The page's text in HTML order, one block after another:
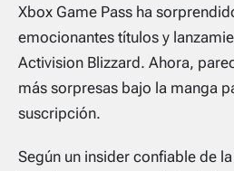
Xbox Game Pass ha
emocionantes títulos y
Activision Blizzard. Ahora,
más sorpresas bajo la manga
suscripción.
Según un insider confiable de